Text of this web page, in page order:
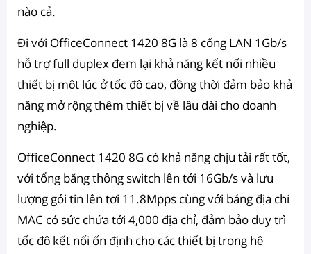
nào cả.
Đi với OfficeConnect 1420 8G là 8 cổng LAN 1Gb/s
hỗ trợ full duplex đem lại khả năng kết nối nhiều
thiết bị một lúc ở tốc độ cao, đồng thời đảm bảo khả
năng mở rộng thêm thiết bị về lâu dài cho doanh
nghiệp.
OfficeConnect 1420 8G có khả năng chịu tải rất tốt,
với tổng băng thông switch lên tới 16Gb/s và lưu
lượng gói tin lên tơi 11.8Mpps cùng với bảng địa chỉ
MAC có sức chứa tới 4,000 địa chỉ, đảm bảo duy trì
tốc độ kết nối ổn định cho các thiết bị trong hệ